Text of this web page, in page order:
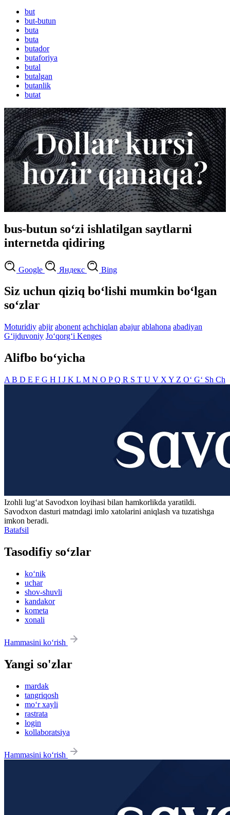
but
but-butun
buta
buta
butador
butaforiya
butal
butalgan
butanlik
butat
bus-butun so‘zi ishlatilgan saytlarni
internetda qidiring
Google Яндекс Bing
Siz uchun qiziq bo‘lishi mumkin bo‘lgan
so‘zlar
Moturidiy abjir abonent achchiqlan abajur ablahona abadiyan
G‘ijduvoniy Jo‘qorg‘i Kenges
Alifbo bo‘yicha
A B D E F G H I J K L M N O PQ R S T U V X Y Z O‘ G‘ Sh Ch
Izohli lugʻat Savodxon loyihasi bilan hamkorlikda yaratildi.
Savodxon dasturi matndagi imlo xatolarini aniqlash va tuzatishga
imkon beradi.
Batafsil
Tasodifiy so‘zlar
ko‘nik
uchar
shov-shuvli
kandakor
kometa
xonali
Hammasini ko‘rish
Yangi so'zlar
mardak
tangriqosh
mo‘r xayli
rastrata
login
kollaboratsiya
Hammasini ko‘rish